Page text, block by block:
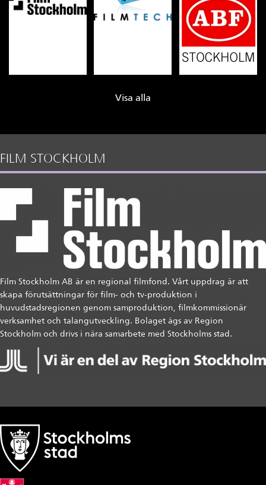
Visa alla
FILM STOCKHOLM
Film Stockholm AB är en regional filmfond. Vårt uppdrag är att
skapa förutsättningar för film- och tv-produktion i
huvudstadsregionen genom samproduktion, filmkommissionär
verksamhet och talangutveckling. Bolaget ägs av Region
Stockholm och drivs i nära samarbete med Stockholms stad.